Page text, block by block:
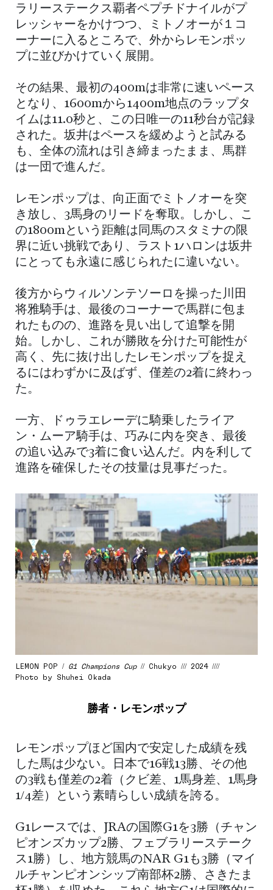
ラリーステークス覇者ペプチドナイルがプ
レッシャーをかけつつ、ミトノオーが１コ
ーナーに入るところで、外からレモンポッ
プに並びかけていく展開。
その結果、最初の400mは非常に速いペース
となり、1600mから1400m地点のラップタ
イムは11.0秒と、この日唯一の11秒台が記録
された。坂井はペースを緩めようと試みる
も、全体の流れは引き締まったまま、馬群
は一団で進んだ。
レモンポップは、向正面でミトノオーを突
き放し、3馬身のリードを奪取。しかし、こ
の1800mという距離は同馬のスタミナの限
界に近い挑戦であり、ラスト1ハロンは坂井
にとっても永遠に感じられたに違いない。
後方からウィルソンテソーロを操った川田
将雅騎手は、最後のコーナーで馬群に包ま
れたものの、進路を見い出して追撃を開
始。しかし、これが勝敗を分けた可能性が
高く、先に抜け出したレモンポップを捉え
るにはわずかに及ばず、僅差の2着に終わっ
た。
一方、ドゥラエレーデに騎乗したライア
ン・ムーア騎手は、巧みに内を突き、最後
の追い込みで3着に食い込んだ。内を利して
進路を確保したその技量は見事だった。
LEMON POP / G1 Champions Cup// Chukyo /// 2024 ////
Photo by Shuhei Okada
勝者・レモンポップ
レモンポップほど国内で安定した成績を残
した馬は少ない。日本で16戦13勝、その他
の3戦も僅差の2着（クビ差、1馬身差、1馬身
1/4差）という素晴らしい成績を誇る。
G1レースでは、JRAの国際G1を3勝（チャン
ピオンズカップ2勝、フェブラリーステーク
ス1勝）し、地方競馬のNAR G1も3勝（マイ
ルチャンピオンシップ南部杯2勝、さきたま